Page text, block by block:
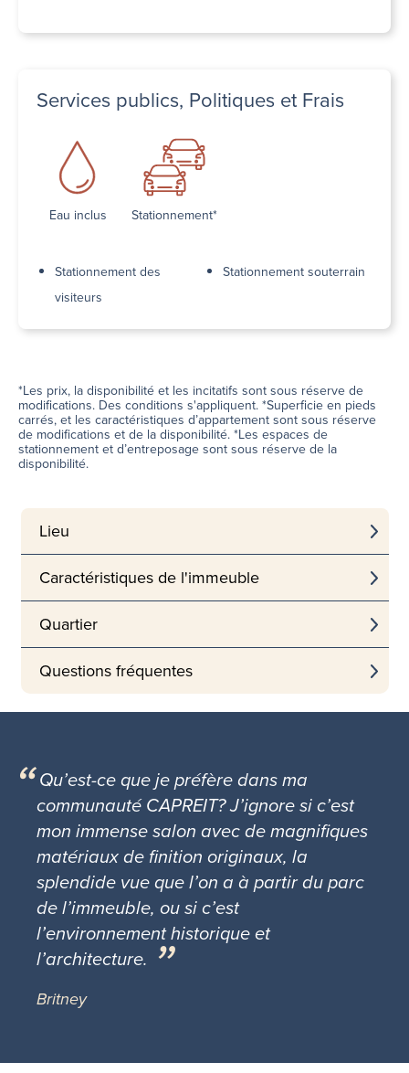
Services publics, Politiques et Frais
Eau inclus Stationnement*
Stationnement des
visiteurs
Stationnement souterrain
*Les prix, la disponibilité et les incitatifs sont sous réserve de
modifications. Des conditions s'appliquent. *Superficie en pieds
carrés, et les caractéristiques d’appartement sont sous réserve
de modifications et de la disponibilité. *Les espaces de
stationnement et d’entreposage sont sous réserve de la
disponibilité.
Lieu
Caractéristiques de l'immeuble
Quartier
Questions fréquentes
Qu’est-ce que je préfère dans ma
communauté CAPREIT? J’ignore si c’est
mon immense salon avec de magnifiques
matériaux de finition originaux, la
splendide vue que l’on a à partir du parc
de l’immeuble, ou si c’est
l’environnement historique et
l’architecture.
Britney